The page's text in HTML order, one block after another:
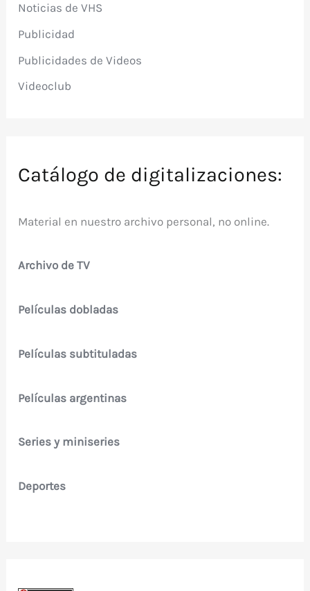
Noticias de VHS
Publicidad
Publicidades de Videos
Videoclub
Catálogo de digitalizaciones:
Material en nuestro archivo personal, no online.
Archivo de TV
Películas dobladas
Películas subtituladas
Películas argentinas
Series y miniseries
Deportes